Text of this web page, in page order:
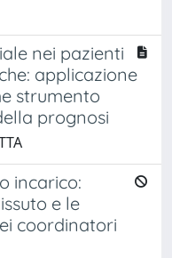
nei pazienti
applicazione
strumento
prognosi
incarico:
e le
coordinatori